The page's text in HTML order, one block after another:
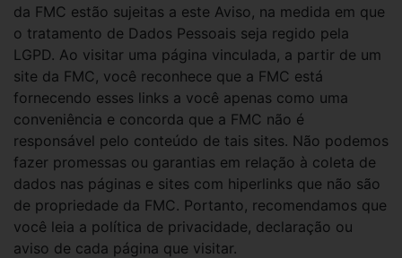
da FMC estão sujeitas a este Aviso, na medida em que
o tratamento de Dados Pessoais seja regido pela
LGPD. Ao visitar uma página vinculada, a partir de um
site da FMC, você reconhece que a FMC está
fornecendo esses links a você apenas como uma
conveniência e concorda que a FMC não é
responsável pelo conteúdo de tais sites. Não podemos
fazer promessas ou garantias em relação à coleta de
dados nas páginas e sites com hiperlinks que não são
de propriedade da FMC. Portanto, recomendamos que
você leia a política de privacidade, declaração ou
aviso de cada página que visitar.